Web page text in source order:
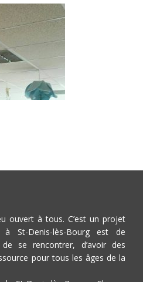
ouvert à tous. C’est un projet
à St-Denis-lès-Bourg est de
se rencontrer, d’avoir des
pour tous les âges de la